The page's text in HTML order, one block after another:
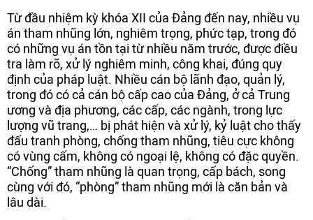
Từ đầu nhiệm kỳ khóa XII của Đảng đến nay, nhiều vụ
án tham nhũng lớn, nghiêm trọng, phức tạp, trong đó
có những vụ án tồn tại từ nhiều năm trước, được điều
tra làm rõ, xử lý nghiêm minh, công khai, đúng quy
định của pháp luật. Nhiều cán bộ lãnh đạo, quản lý,
trong đó có cả cán bộ cấp cao của Đảng, ở cả Trung
ương và địa phương, các cấp, các ngành, trong lực
lượng vũ trang,… bị phát hiện và xử lý, kỷ luật cho thấy
đấu tranh phòng, chống tham nhũng, tiêu cực không
có vùng cấm, không có ngoại lệ, không có đặc quyền.
“Chống” tham nhũng là quan trọng, cấp bách, song
cùng với đó, “phòng” tham nhũng mới là căn bản và
lâu dài.